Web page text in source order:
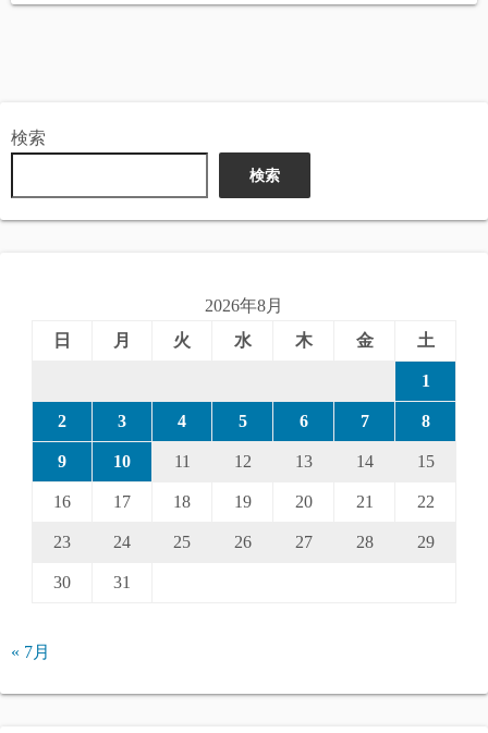
検索
検索
2026年8月
日
月 火 水 木 金 土
1
2 3 4 5 6 7 8
9 10 11 12 13 14 15
16 17 18 19 20 21 22
23 24 25 26 27 28 29
30 31
« 7月